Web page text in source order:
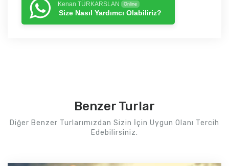
Kenan TÜRKARSLAN Online
Size Nasıl Yardımcı Olabiliriz?
Benzer Turlar
Diğer Benzer Turlarımızdan Sizin İçin Uygun Olanı Tercih
Edebilirsiniz.